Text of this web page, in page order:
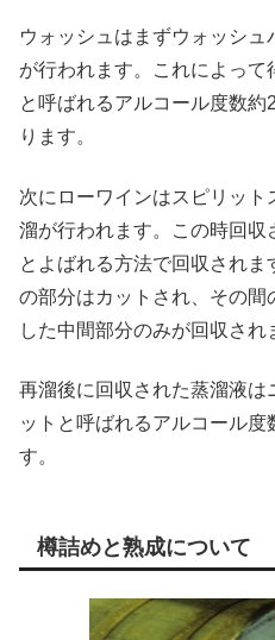
ウォッシュはまずウォッシ
が行われます。これによっ
と呼ばれるアルコール度数
ります。
次にローワインはスピリッ
溜が行われます。この時回収
とよばれる方法で回収され
の部分はカットされ、その
した中間部分のみが回収され
再溜後に回収された蒸溜液
ットと呼ばれるアルコール度
す。
樽詰めと熟成について